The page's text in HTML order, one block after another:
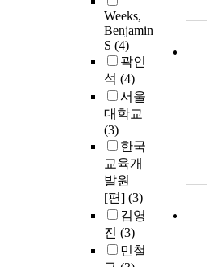
Weeks,
Benjamin
S (4)
곽인
석 (4)
서울
대학교
(3)
한국
교육개
발원
[편] (3)
김영
진 (3)
민철